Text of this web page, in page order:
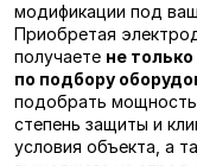
модификации под
Приобретая
получаете не только
по подбору
подобрать
степень защиты и
условия объекта, а